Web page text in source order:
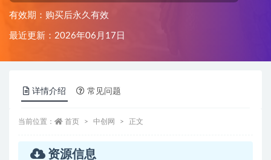
有效期：购买后永久有效
最近更新：2026年06月17日
详情介绍 常见问题
当前位置： 首页 中创网 正文
资源信息